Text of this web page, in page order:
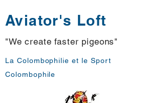
Aviator's Loft
"We create faster pigeons"
La Colombophilie et le Sport
Colombophile